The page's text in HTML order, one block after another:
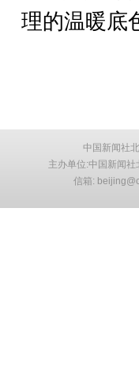
理的温暖底
中国新闻社
主办单位:中国新闻
信箱: